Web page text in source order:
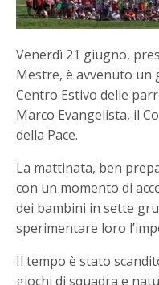
Venerdì 21 giugno,
Mestre, è avvenuto un
Centro Estivo delle
Marco Evangelista, il
della Pace.
La mattinata, ben
con un momento di
dei bambini in sette
sperimentare loro
Il tempo è stato
giochi di squadra e